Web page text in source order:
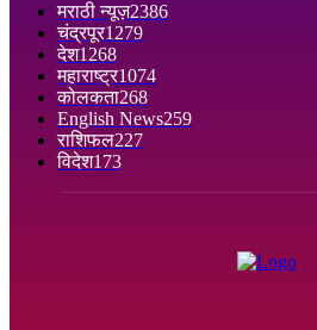
मराठी न्यूज़2386
चंद्रपूर1279
देश1268
महाराष्ट्र1074
कोलकता268
English News259
राशिफल227
विदेश173